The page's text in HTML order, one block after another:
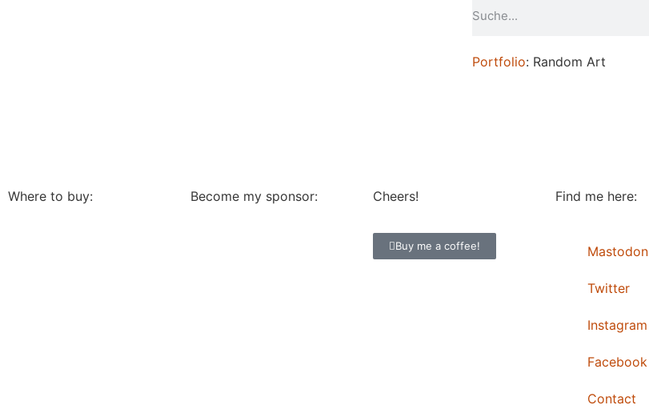
Portfolio: Random Art
Where to buy: Become my sponsor: Cheers!
Buy me a coffee!
Find me here:
Mastodon
Twitter
Instagram
Facebook
Contact